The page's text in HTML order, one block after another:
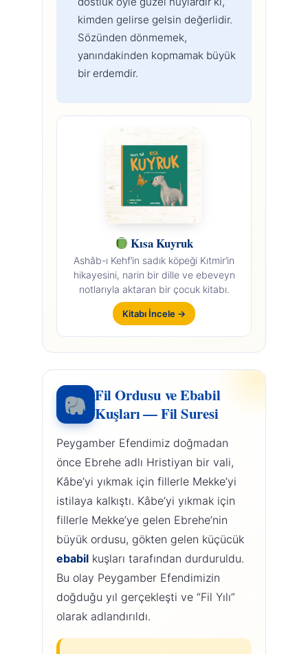
kimden gelirse gelsin değerlidir.
Sözünden dönmemek,
yanındakinden kopmamak büyük
bir erdemdir.
Kısa Kuyruk
Ashâb-ı Kehf’in sadık köpeği Kıtmir’in
hikayesini, narin bir dille ve ebeveyn
notlarıyla aktaran bir çocuk kitabı.
Kitabı İncele →
Fil Ordusu ve Ebabil
Kuşları — Fil Suresi
Peygamber Efendimiz doğmadan
önce Ebrehe adlı Hristiyan bir vali,
Kâbe’yi yıkmak için fillerle Mekke’yi
istilaya kalkıştı. Kâbe’yi yıkmak için
fillerle Mekke’ye gelen Ebrehe’nin
büyük ordusu, gökten gelen küçücük
ebabilkuşları tarafından durduruldu.
Bu olay Peygamber Efendimizin
doğduğu yıl gerçekleşti ve “Fil Yılı”
olarak adlandırıldı.